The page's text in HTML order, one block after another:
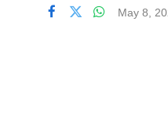
May 8,